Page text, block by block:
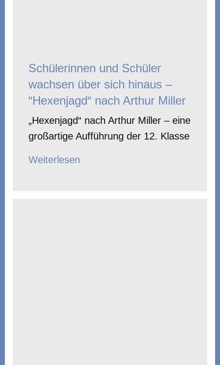
Schülerinnen und Schüler
wachsen über sich hinaus –
“Hexenjagd“ nach Arthur Miller
„Hexenjagd“ nach Arthur Miller – eine
großartige Aufführung der 12. Klasse
Weiterlesen